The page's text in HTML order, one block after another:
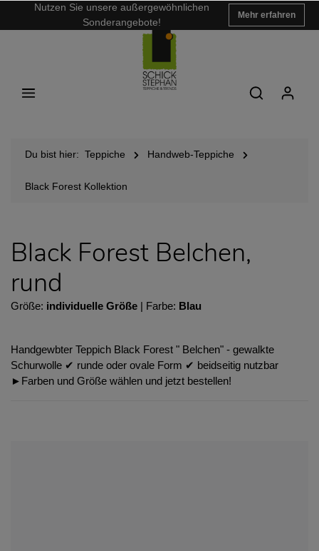
Nutzen Sie unsere außergewöhnlichen
Sonderangebote!
Mehr erfahren
Du bist hier: Teppiche Handweb-Teppiche
Black Forest Kollektion
Black Forest Belchen,
rund
Größe: individuelle Größe | Farbe: Blau
Handgewbter Teppich Black Forest " Belchen" - gewalkte
Schurwolle ✔︎ runde oder ovale Form ✔︎ beidseitig nutzbar
►Farben und Größe wählen und jetzt bestellen!